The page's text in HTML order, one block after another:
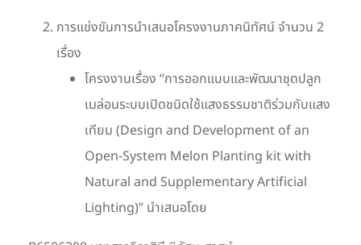
การแข่งขันการนำเสนอโครงงานภาคนิทัศน์ จำนวน 2
เรื่อง
โครงงานเรื่อง “การออกแบบและพัฒนาชุดปลูก
เมล่อนระบบเปิดชนิดใช้แสงธรรมชาติร่วมกับแสง
เทียม (Design and Development of an
Open-System Melon Planting kit with
Natural and Supplementary Artificial
Lighting)” นำเสนอโดย